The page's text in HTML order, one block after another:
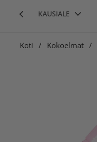
KAUSIALE
Koti / Kokoelmat /